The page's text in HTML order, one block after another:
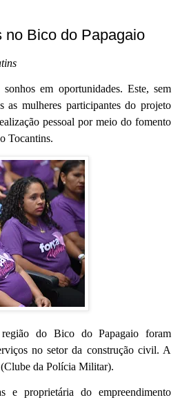
no Bico do Papagaio
em oportunidades. Este, sem
as mulheres participantes do projeto
pessoal por meio do fomento
Tocantins.
região do Bico do Papagaio foram
no setor da construção civil. A
da Polícia Militar).
e proprietária do empreendimento